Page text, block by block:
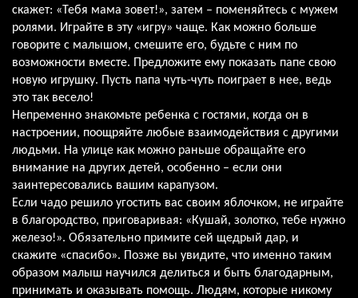
скажет: «Тебя мама зовет!», затем – поменяйтесь с мужем
ролями. Играйте в эту «игру» чаще. Как можно больше
говорите с малышом, смешите его, будьте с ним по
возможности вместе. Предложите ему показать папе свою
новую игрушку. Пусть папа чуть-чуть поиграет в нее, ведь
это так весело!
Непременно знакомьте ребенка с гостями, когда он в
настроении, поощряйте любые взаимодействия с другими
людьми. На улице как можно раньше обращайте его
внимание на других детей, особенно – если они
заинтересовались вашим карапузом.
Если чадо решило угостить вас своим яблочком, не играйте
в благородство, приговаривая: «Кушай, золотко, тебе нужно
железо!». Обязательно примите сей щедрый дар, и
скажите «спасибо». Позже вы увидите, что именно таким
образом малыш научился делиться и быть благодарным,
принимать и оказывать помощь. Людям, которые никому